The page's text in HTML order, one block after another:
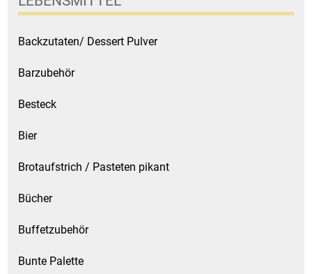
Fertiggerichte trocken
Fruchtsaft
Frühstück / Cerealien
Geschirrreiniger
Backzutaten/ Dessert Pulver
Barzubehör
Besteck
Bier
Brotaufstrich / Pasteten pikant
Bücher
Buffetzubehör
Bunte Palette